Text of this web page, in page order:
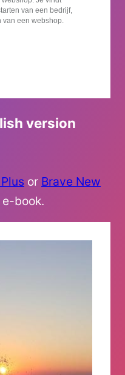
van een bedrijf,
van een webshop.
version
or Brave New
book.